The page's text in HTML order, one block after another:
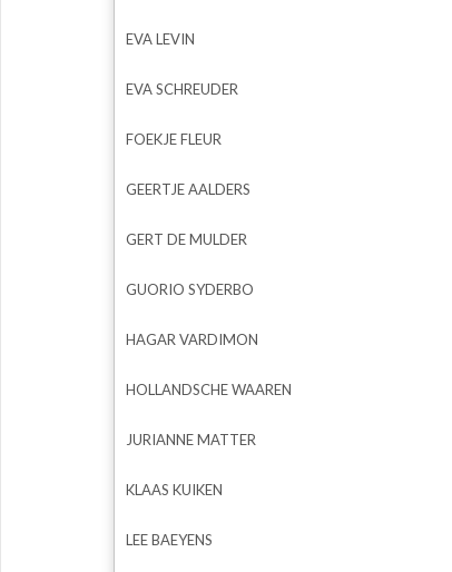
EVA LEVIN
EVA SCHREUDER
FOEKJE FLEUR
GEERTJE AALDERS
GERT DE MULDER
GUORIO SYDERBO
HAGAR VARDIMON
HOLLANDSCHE WAAREN
JURIANNE MATTER
KLAAS KUIKEN
LEE BAEYENS